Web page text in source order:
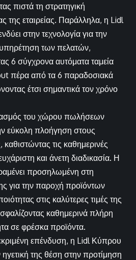
πιστά τη στρατηγική
της εταιρείας. Παράλληλα, η Lidl
στην τεχνολογία για την
των πελατών,
6 σύγχρονα αυτόματα ταμεία
πέρα από τα 6 παραδοσιακά
έτσι σημαντικά τον χρόνο
του χώρου πωλήσεων
εύκολη πλοήγηση στους
τις καθημερινές
και άνετη διαδικασία. Η
προσηλωμένη στη
για την παροχή προϊόντων
στις καλύτερες τιμές της
καθημερινά πλήρη
σε φρέσκα προϊόντα.
επένδυση, η Lidl Κύπρου
ηγετική της θέση στην προτίμηση